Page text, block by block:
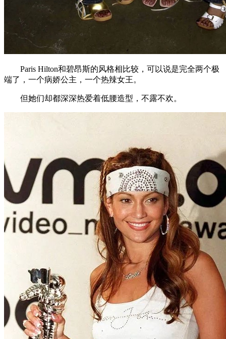
Paris Hilton和碧昂斯的风格相比较，可以说是完全两个极
端了，一个病娇公主，一个热辣女王。
但她们却都深深热爱着低腰造型，不露不欢。